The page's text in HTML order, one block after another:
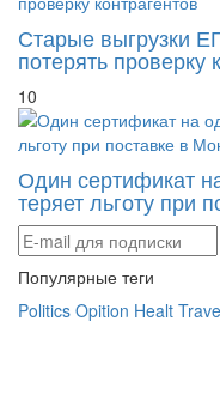
Старые выгрузки
потерять проверку
10
Один сертификат
теряет льготу при
Популярные теги
Politics Opition Healt